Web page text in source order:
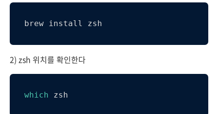
brew install zsh
2) zsh 위치를 확인한다
which zsh